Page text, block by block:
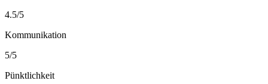
4.5/5
Kommunikation
5/5
Pünktlichkeit